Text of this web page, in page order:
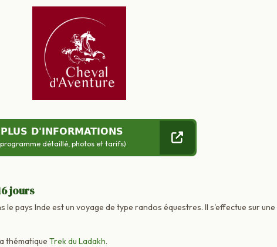
PLUS D'INFORMATIONS
détaillé, photos et tarifs)
jours
le pays Inde est un voyage de type randos équestres. Il s'effectue sur une
thématique Trek du Ladakh.